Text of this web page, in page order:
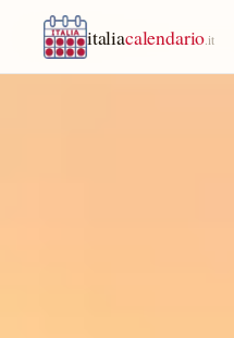
italiacalendario .it